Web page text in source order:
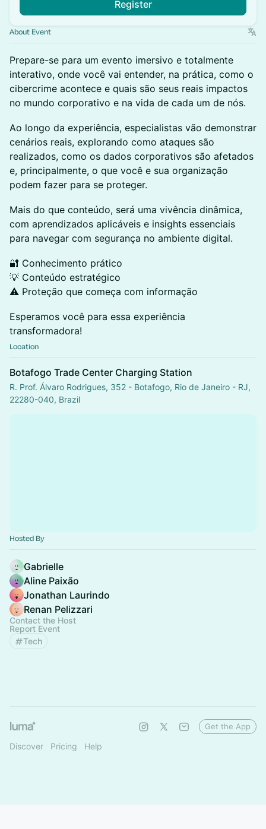
Register
About Event
Prepare-se para um evento imersivo e totalmente
interativo, onde você vai entender, na prática, como o
cibercrime acontece e quais são seus reais impactos
no mundo corporativo e na vida de cada um de nós.
Ao longo da experiência, especialistas vão demonstrar
cenários reais, explorando como ataques são
realizados, como os dados corporativos são afetados
e, principalmente, o que você e sua organização
podem fazer para se proteger.
Mais do que conteúdo, será uma vivência dinâmica,
com aprendizados aplicáveis e insights essenciais
para navegar com segurança no ambiente digital.
🔐 Conhecimento prático
💡 Conteúdo estratégico
⚠️ Proteção que começa com informação
Esperamos você para essa experiência
transformadora!
Location
Botafogo Trade Center Charging Station
R. Prof. Álvaro Rodrigues, 352 - Botafogo, Rio de Janeiro - RJ,
22280-040, Brazil
Hosted By
Gabrielle
Aline Paixão
Jonathan Laurindo
Renan Pelizzari
Contact the Host
Report Event
Tech
Discover Pricing Help
Get the App